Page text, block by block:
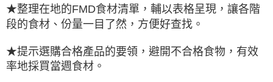
★整理在地的FMD食材清單，輔以表格呈現，讓各階
段的食材、份量一目了然，方便好查找。
★提示選購合格產品的要領，避開不合格食物，有效
率地採買當週食材。